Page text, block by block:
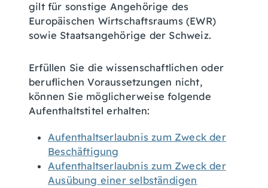
gilt für sonstige Angehörige des
Europäischen Wirtschaftsraums (EWR)
sowie Staatsangehörige der Schweiz.
Erfüllen Sie die wissenschaftlichen oder
beruflichen Voraussetzungen nicht,
können Sie möglicherweise folgende
Aufenthaltstitel erhalten:
Aufenthaltserlaubnis zum Zweck der
Beschäftigung
Aufenthaltserlaubnis zum Zweck der
Ausübung einer selbständigen